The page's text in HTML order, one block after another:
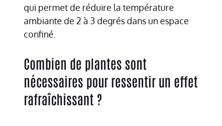
qui permet de réduire la température
ambiante de 2 à 3 degrés dans un espace
confiné.
Combien de plantes sont
nécessaires pour ressentir un effet
rafraîchissant ?